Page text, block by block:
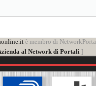
è membro di
al Network di Portali ]